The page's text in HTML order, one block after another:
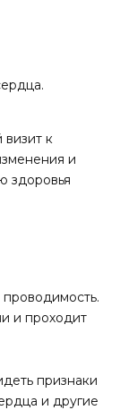
к
и
здоровья
и проходит
признаки
и другие